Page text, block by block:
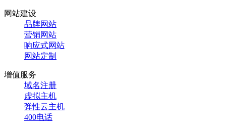
网站建设
品牌网站
营销网站
响应式网站
网站定制
增值服务
域名注册
虚拟主机
弹性云主机
400电话